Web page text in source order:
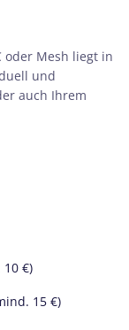
oder Mesh liegt in
und
auch Ihrem
€)
15 €)